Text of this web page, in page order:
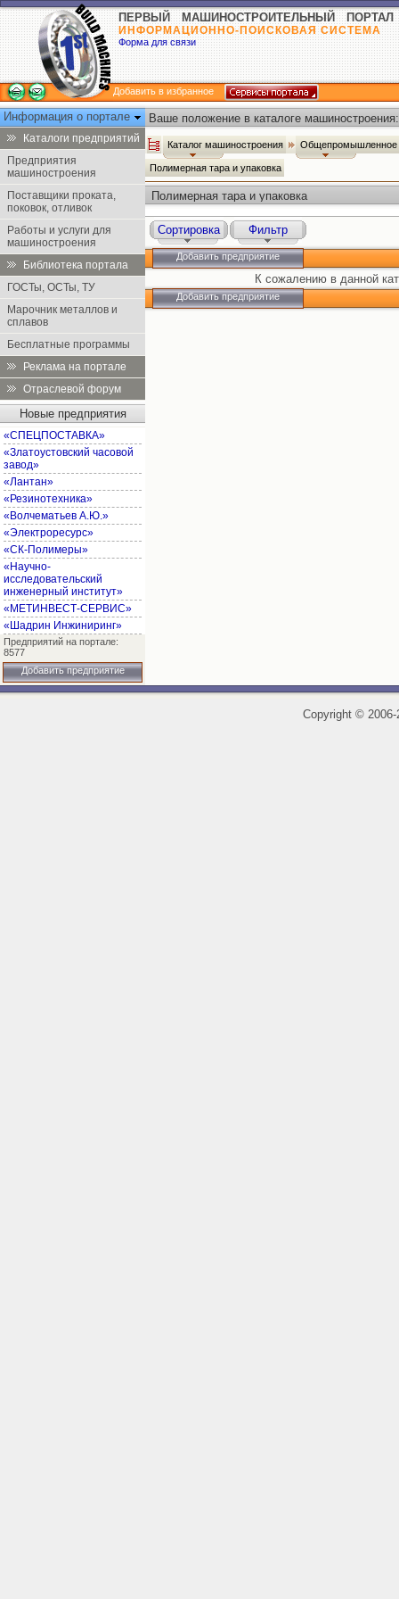
ПЕРВЫЙ МАШИНОСТРОИТЕЛЬНЫЙ ПОРТАЛ
ИНФОРМАЦИОННО-ПОИСКОВАЯ СИСТЕМА
Форма для связи
Добавить в избранное
Информация о портале
Каталоги предприятий
Предприятия
машиностроения
Поставщики проката,
поковок, отливок
Работы и услуги для
машиностроения
Библиотека портала
ГОСТы, ОСТы, ТУ
Марочник металлов и
сплавов
Бесплатные программы
Реклама на портале
Отраслевой форум
Новые предприятия
«СПЕЦПОСТАВКА»
«Златоустовский часовой
завод»
«Лантан»
«Резинотехника»
«Волчематьев А.Ю.»
«Электроресурс»
«СК-Полимеры»
«Научно-
исследовательский
инженерный институт»
«МЕТИНВЕСТ-СЕРВИС»
«Шадрин Инжиниринг»
Предприятий на портале:
8577
Добавить предприятие
Ваше положение в каталоге машиностроения:
Каталог машиностроения Общепромышленное
Полимерная тара и упаковка
Полимерная тара и упаковка
Сортировка Фильтр
Добавить предприятие
К сожалению в данной
Добавить предприятие
Copyright ©